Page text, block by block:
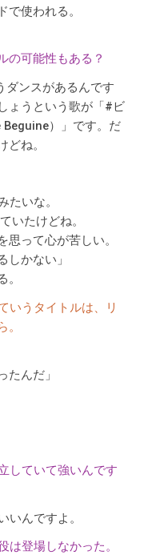
で使われる。
の可能性もある？
ダンスがあるんです
ょうという歌が「#ビ
）」です。だ
どね。
たいな。
いたけどね。
思って心が苦しい。
しかない」
いうタイトルは、リ
たんだ」
していて強いんです
いんですよ。
は登場しなかった。